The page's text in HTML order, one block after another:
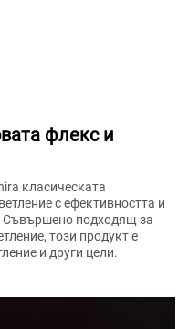
флекс и
класическата
с ефективността и
Съвършено подходящ за
този продукт е
и други цели.